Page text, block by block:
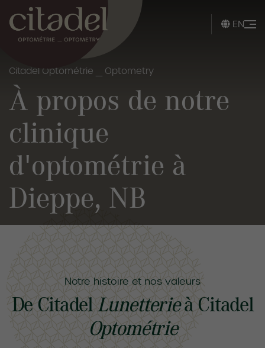
EN
Citadel Optométrie _ Optometry
À propos de notre
clinique
d'optométrie à
Dieppe, NB
Notre histoire et nos valeurs
De CitadelLunetterieà Citadel
Optométrie